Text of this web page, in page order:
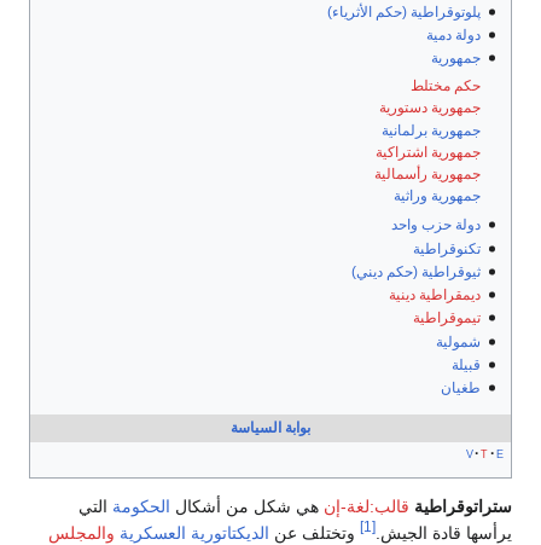
پلوتوقراطية (حكم الأثرياء)
دولة دمية
جمهورية
حكم مختلط
جمهورية دستورية
جمهورية برلمانية
جمهورية اشتراكية
جمهورية رأسمالية
جمهورية وراثية
دولة حزب واحد
تكنوقراطية
ثيوقراطية (حكم ديني)
ديمقراطية دينية
تيموقراطية
شمولية
قبيلة
طغيان
بوابة السياسة
v
قالب:لغة-إنهي شكل من أشكالالحكومةالتي
قادة الجيش.
وتختلف عن الديكتاتورية العسكرية والمجلس